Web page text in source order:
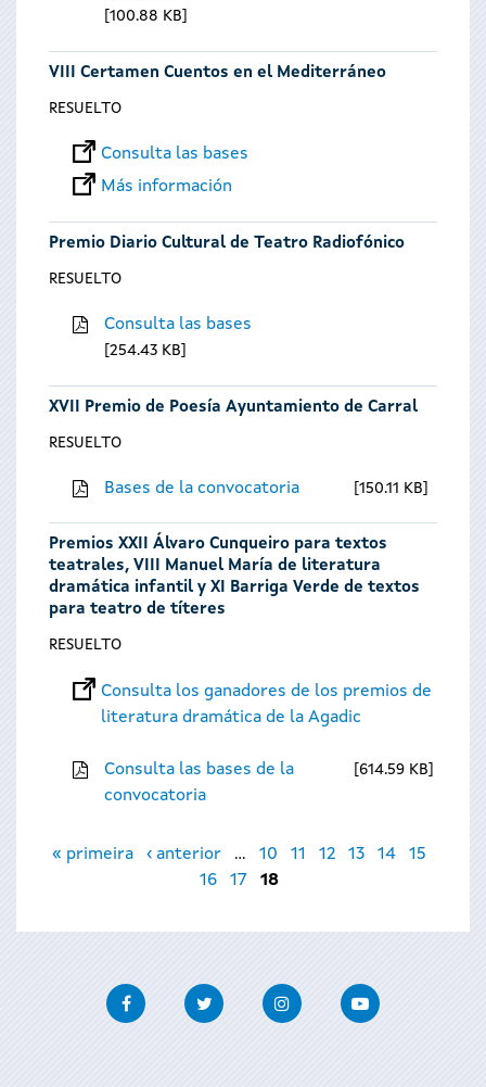
100.88 KB
VIII Certamen Cuentos en el Mediterráneo
RESUELTO
Consulta las bases
Más información
Premio Diario Cultural de Teatro Radiofónico
RESUELTO
Consulta las bases
254.43 KB
XVII Premio de Poesía Ayuntamiento de Carral
RESUELTO
Bases de la convocatoria 150.11 KB
Premios XXII Álvaro Cunqueiro para textos
teatrales, VIII Manuel María de literatura
dramática infantil y XI Barriga Verde de textos
para teatro de títeres
RESUELTO
Consulta los ganadores de los premios de
literatura dramática de la Agadic
Consulta las bases de la
convocatoria
614.59 KB
Páginas
« primeira ‹ anterior … 10 11 12 13 14
15
16
17 18
FacebookTwitter InstagramYoutube